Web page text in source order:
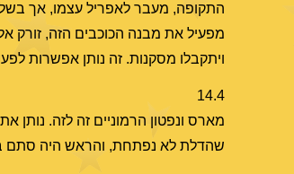
התקופה, מעבר לאפריל עצמו, אך
מפעיל את מבנה הכוכבים הזה, זורק
ויתקבלו מסקנות. זה נותן אפשרות
14.4
מארס ונפטון הרמוניים זה לזה. נותן
שהדלת לא נפתחת, והראש היה סתם